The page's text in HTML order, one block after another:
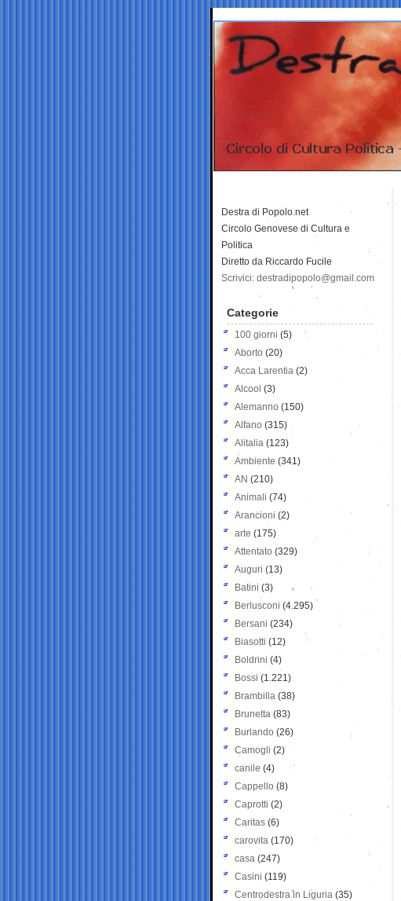
Destra di Popolo.net
Circolo Genovese di Cultura e
Politica
Diretto da Riccardo Fucile
Scrivici: destradipopolo@gmail.com
Categorie
100 giorni (5)
Aborto (20)
Acca Larentia (2)
Alcool (3)
Alemanno (150)
Alfano (315)
Alitalia (123)
Ambiente (341)
AN (210)
Animali (74)
Arancioni (2)
arte (175)
Attentato (329)
Auguri (13)
Batini (3)
Berlusconi (4.295)
Bersani (234)
Biasotti (12)
Boldrini (4)
Bossi (1.221)
Brambilla (38)
Brunetta (83)
Burlando (26)
Camogli (2)
canile (4)
Cappello (8)
Caprotti (2)
Caritas (6)
carovita (170)
casa (247)
Casini (119)
Centrodestra in Liguria (35)